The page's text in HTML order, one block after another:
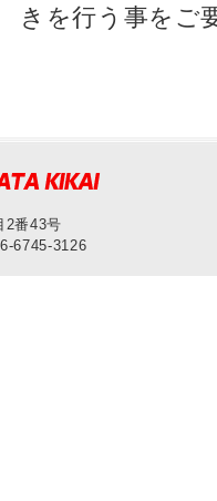
きを行う事をご
2番43号
6745-3126